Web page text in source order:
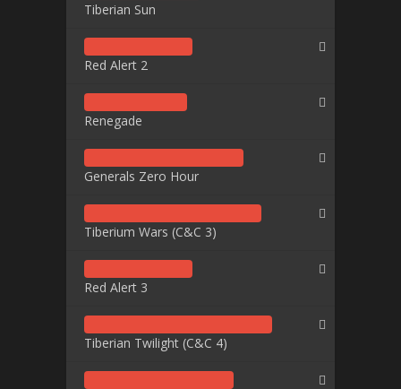
Tiberian Sun
Red Alert 2
Renegade
Generals Zero Hour
Tiberium Wars (C&C 3)
Red Alert 3
Tiberian Twilight (C&C 4)